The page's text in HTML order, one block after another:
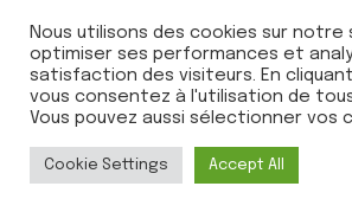
© Le Ruban Vert - 12 rue des
Rousson -
Nous utilisons des cookies sur notre
optimiser ses performances et
satisfaction des visiteurs. En
vous consentez à l'utilisation de
Vous pouvez aussi sélectionner vos
Cookie Settings Accept All